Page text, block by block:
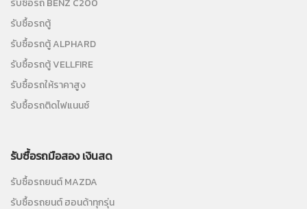
รับซื้อรถ BENZ C200
รับซื้อรถตู้
รับซื้อรถตู้ ALPHARD
รับซื้อรถตู้ VELLFIRE
รับซื้อรถให้ราคาสูง
รับซื้อรถติดไฟแนนซ์
รับซื้อรถมือสอง เงินสด
รับซื้อรถยนต์ MAZDA
รับซื้อรถยนต์ ฮอนด้าทุกรุ่น